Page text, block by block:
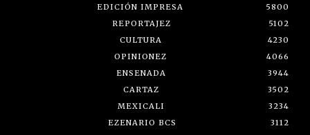
EDICIÓN IMPRESA
5800
REPORTAJEZ
5102
CULTURA
4230
OPINIONEZ
4066
ENSENADA
3944
CARTAZ
3502
MEXICALI
3234
EZENARIO BCS
3112